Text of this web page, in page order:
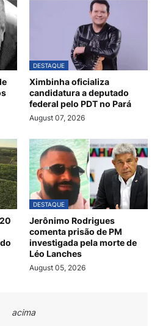
DESTAQUE
Ximbinha oficializa
candidatura a deputado
federal pelo PDT no Pará
August 07, 2026
DESTAQUE
Jerônimo Rodrigues
comenta prisão de PM
investigada pela morte de
Léo Lanches
August 05, 2026
acima